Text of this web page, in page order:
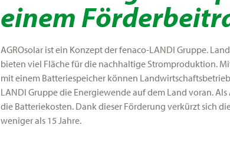
einem
AGROsolar ist ein Konzept der fenaco-LANDI Gruppe.
bieten viel Fläche für die nachhaltige Stromproduktion.
mit einem Batteriespeicher können
LANDI Gruppe die Energiewende auf dem Land voran.
die Batteriekosten. Dank dieser Förderung verkürzt sich
weniger als 15 Jahre.